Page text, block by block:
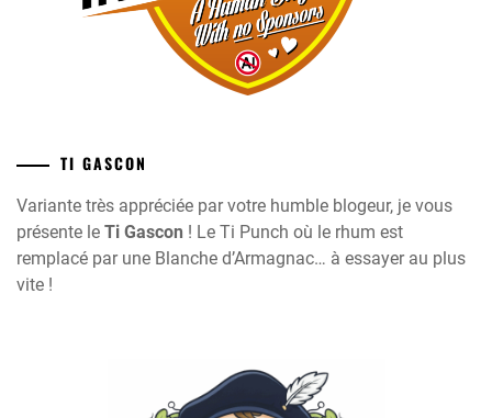
TI GASCON
Variante très appréciée par votre humble blogeur, je vous
présente le Ti Gascon ! Le Ti Punch où le rhum est
remplacé par une Blanche d’Armagnac… à essayer au plus
vite !